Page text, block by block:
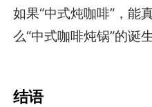
如果“中式炖咖啡”，能
么“中式咖啡炖锅”的诞
结语